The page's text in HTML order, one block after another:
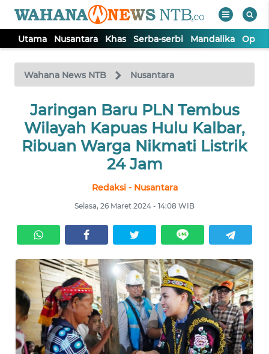
Utama Nusantara Khas Serba-serbi Mandalika Opini
Wahana News NTB Nusantara
Jaringan Baru PLN Tembus
Wilayah Kapuas Hulu Kalbar,
Ribuan Warga Nikmati Listrik
24 Jam
Redaksi - Nusantara
Selasa, 26 Maret 2024 - 14:08 WIB
TV
Tutup
UTAMA
NUSANTARA
SERBI
MANDALIKA
OPINI
Informasi
INDEKS